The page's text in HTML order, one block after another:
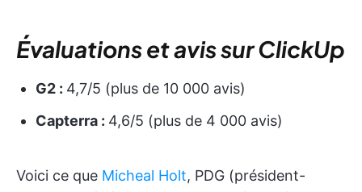
Évaluations et avis sur ClickUp
G2 : 4,7/5 (plus de 10 000 avis)
Capterra : 4,6/5 (plus de 4 000 avis)
Voici ce que Micheal Holt, PDG (président-